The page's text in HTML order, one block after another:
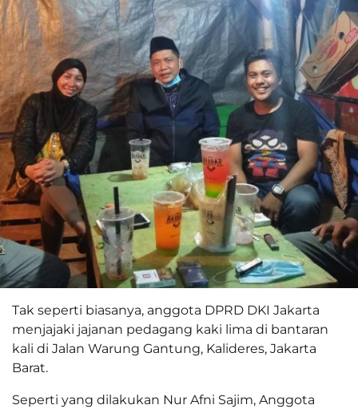
Tak seperti biasanya, anggota DPRD DKI Jakarta
menjajaki jajanan pedagang kaki lima di bantaran
kali di Jalan Warung Gantung, Kalideres, Jakarta
Barat.
Seperti yang dilakukan Nur Afni Sajim, Anggota